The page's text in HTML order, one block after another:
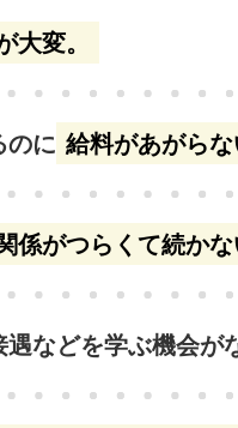
大変。
のに 給料があがらな
係がつらくて続かな
などを学ぶ機会が